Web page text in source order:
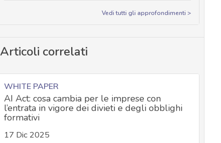
Vedi tutti gli approfondimenti >
Articoli correlati
WHITE PAPER
AI Act: cosa cambia per le imprese con
l’entrata in vigore dei divieti e degli obblighi
formativi
17 Dic 2025